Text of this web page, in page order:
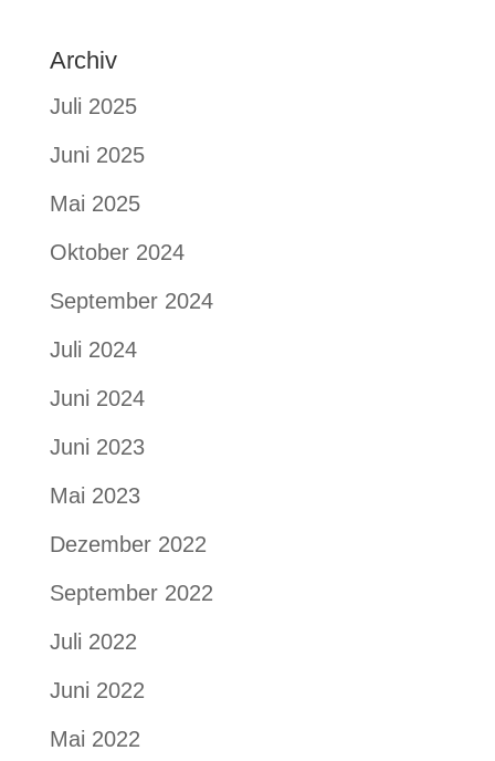
Archiv
Juli 2025
Juni 2025
Mai 2025
Oktober 2024
September 2024
Juli 2024
Juni 2024
Juni 2023
Mai 2023
Dezember 2022
September 2022
Juli 2022
Juni 2022
Mai 2022